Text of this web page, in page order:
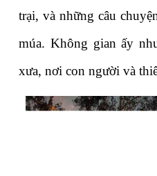
trại, và những câu
múa. Không gian ấy
xưa, nơi con người và